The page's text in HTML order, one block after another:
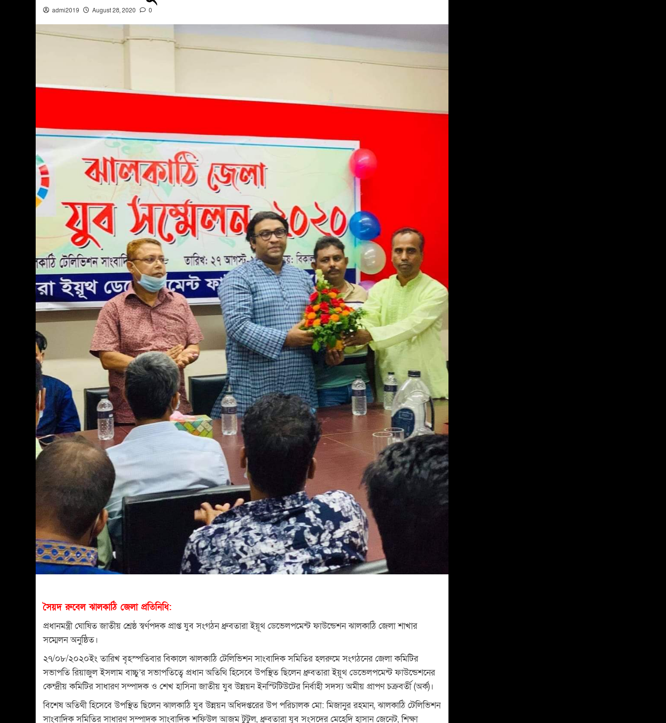
admi2019 August 28, 2020 0
সৈয়দ রুবেল ঝালকাঠি জেলা প্রতিনিধি:
প্রধানমন্ত্রী ঘোষিত জাতীয় শ্রেষ্ঠ স্বর্ণপদক প্রাপ্ত যুব সংগঠন ধ্রুবতারা ইয়ূথ ডেভেলপমেন্ট ফাউন্ডেশন ঝালকাঠি জেলা শাখার
সম্মেলন অনুষ্ঠিত।
২৭/০৮/২০২০ইং তারিখ বৃহস্পতিবার বিকালে ঝালকাঠি টেলিভিশন সাংবাদিক সমিতির হলরুমে সংগঠনের জেলা কমিটির
সভাপতি রিয়াজুল ইসলাম বাচ্চু’র সভাপতিত্বে প্রধান অতিথি হিসেবে উপস্থিত ছিলেন ধ্রুবতারা ইয়ূথ ডেভেলপমেন্ট ফাউন্ডেশনের
কেন্দ্রীয় কমিটির সাধারণ সম্পাদক ও শেখ হাসিনা জাতীয় যুব উন্নয়ন ইনস্টিটিউটের নির্বাহী সদস্য অমীয় প্রাপণ চক্রবর্তী (অর্ক)।
বিশেষ অতিথী হিসেবে উপস্থিত ছিলেন ঝালকাঠি যুব উন্নয়ন অধিদপ্তরের উপ পরিচালক মো: মিজানুর রহমান, ঝালকাঠি টেলিভিশন
সাংবাদিক সমিতির সাধারণ সম্পাদক সাংবাদিক শফিউল আজম টুটুল, ধ্রুবতারা যুব সংসদের মেহেদি হাসান জেনেট, শিক্ষা